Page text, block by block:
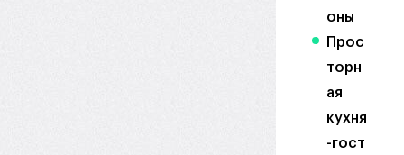
оны
Прос
торн
ая
кухня
-гост